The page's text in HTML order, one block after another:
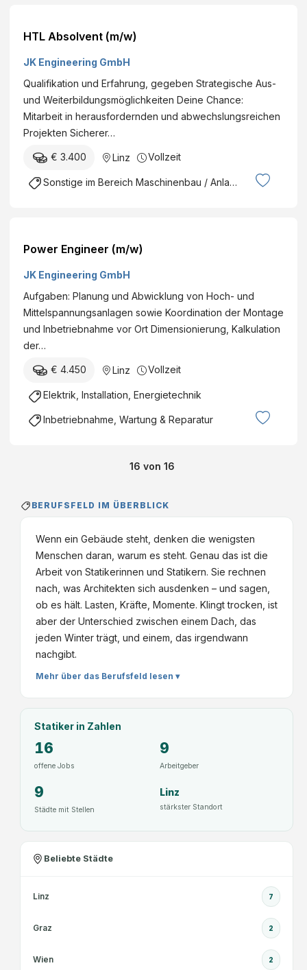
HTL Absolvent (m/w)
JK Engineering GmbH
Qualifikation und Erfahrung, gegeben Strategische Aus-
und Weiterbildungsmöglichkeiten Deine Chance:
Mitarbeit in herausfordernden und abwechslungsreichen
Projekten Sicherer…
€ 3.400 Linz Vollzeit
Sonstige im Bereich Maschinenbau / Anlagenbau
Power Engineer (m/w)
JK Engineering GmbH
Aufgaben: Planung und Abwicklung von Hoch- und
Mittelspannungsanlagen sowie Koordination der Montage
und Inbetriebnahme vor Ort Dimensionierung, Kalkulation
der…
€ 4.450 Linz Vollzeit
Elektrik, Installation, Energietechnik
Inbetriebnahme, Wartung & Reparatur
16 von 16
BERUFSFELD IM ÜBERBLICK
Wenn ein Gebäude steht, denken die wenigsten
Menschen daran, warum es steht. Genau das ist die
Arbeit von Statikerinnen und Statikern. Sie rechnen
nach, was Architekten sich ausdenken – und sagen,
ob es hält. Lasten, Kräfte, Momente. Klingt trocken, ist
aber der Unterschied zwischen einem Dach, das
jeden Winter trägt, und einem, das irgendwann
nachgibt.
Mehr über das Berufsfeld lesen ▾
Statikerin Zahlen
16
offene Jobs
9
Arbeitgeber
9
Städte mit Stellen
Linz
stärkster Standort
Beliebte Städte
Linz 7
Graz 2
Wien 2